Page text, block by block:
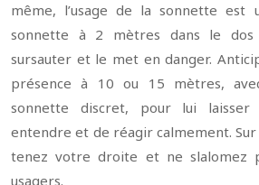
même, l’usage de la sonnette
sonnette à 2 mètres dans le
sursauter et le met en danger.
présence à 10 ou 15 mètres,
sonnette discret, pour lui
entendre et de réagir calmement.
tenez votre droite et ne slalomez
usagers.